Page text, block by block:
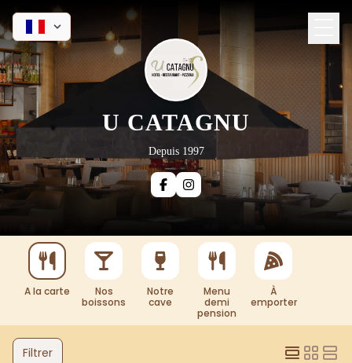
U CATAGNU
Depuis 1997
A la carte
Nos
boissons
Notre
cave
Menu
demi
pension
À
emporter
Filtrer